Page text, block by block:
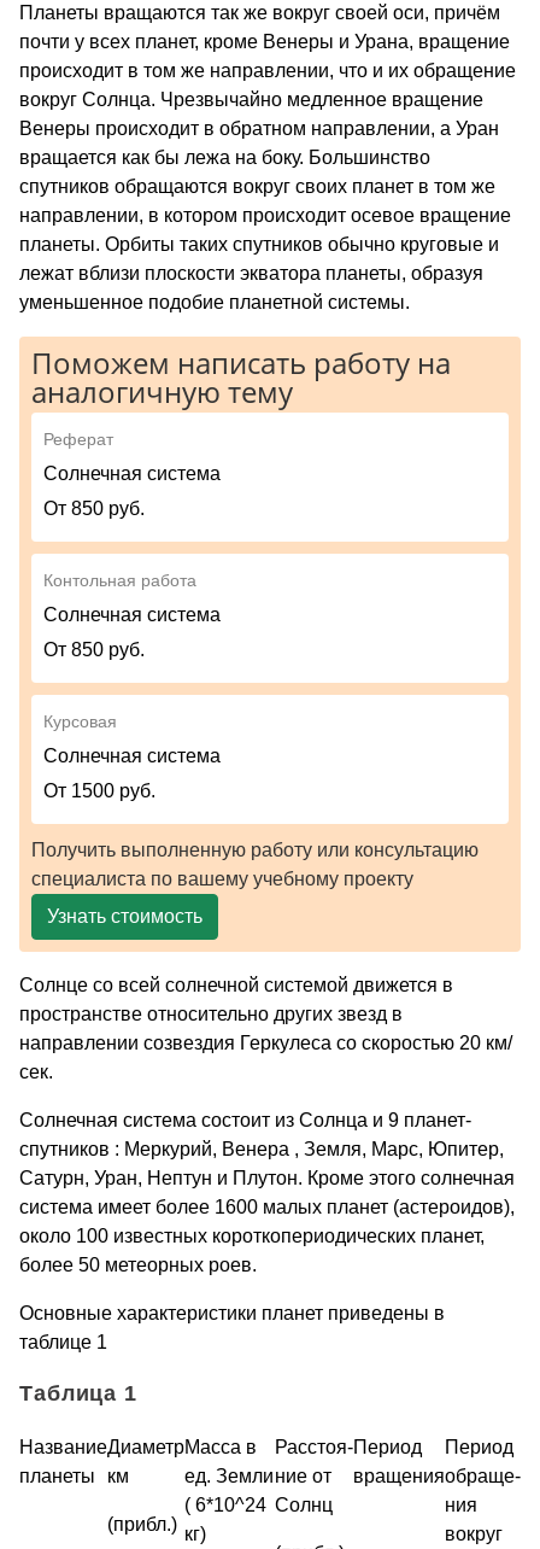
Планеты вращаются так же вокруг своей оси, причём
почти у всех планет, кроме Венеры и Урана, вращение
происходит в том же направлении, что и их обращение
вокруг Солнца. Чрезвычайно медленное вращение
Венеры происходит в обратном направлении, а Уран
вращается как бы лежа на боку. Большинство
спутников обращаются вокруг своих планет в том же
направлении, в котором происходит осевое вращение
планеты. Орбиты таких спутников обычно круговые и
лежат вблизи плоскости экватора планеты, образуя
уменьшенное подобие планетной системы.
Поможем написать работу на
аналогичную тему
Реферат
Солнечная система
От 850 руб.
Контольная работа
Солнечная система
От 850 руб.
Курсовая
Солнечная система
От 1500 руб.
Получить выполненную работу или консультацию
специалиста по вашему учебному проекту
Узнать стоимость
Солнце со всей солнечной системой движется в
пространстве относительно других звезд в
направлении созвездия Геркулеса со скоростью 20 км/
сек.
Солнечная система состоит из Солнца и 9 планет-
спутников : Меркурий, Венера , Земля, Марс, Юпитер,
Сатурн, Уран, Нептун и Плутон. Кроме этого солнечная
система имеет более 1600 малых планет (астероидов),
около 100 известных короткопериодических планет,
более 50 метеорных роев.
Основные характеристики планет приведены в
таблице 1
Таблица 1
Название
планеты
Диаметр
км
(прибл.)
Масса в
ед. Земли
( 6*10^24
кг)
Расстоя-
ние от
Солнц
Период
вращения
Период
обраще-
ния
вокруг